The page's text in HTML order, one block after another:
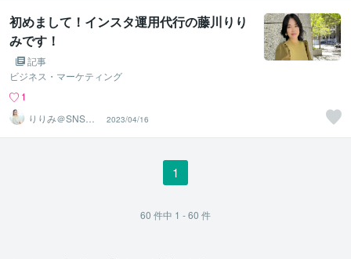
初めまして！インスタ運用代行の藤川りり
みです！
記事
ビジネス・マーケティング
1
りりみ＠SNSイ
ンスタ運用
2023/04/16
1
60 件中 1 - 60 件